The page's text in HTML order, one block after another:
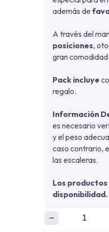
además de
A través del
posiciones,
gran comodidad.
Pack incluye
regalo.
Información
es necesario
y el peso
caso contrario,
las escaleras.
Los
disponibilidad.